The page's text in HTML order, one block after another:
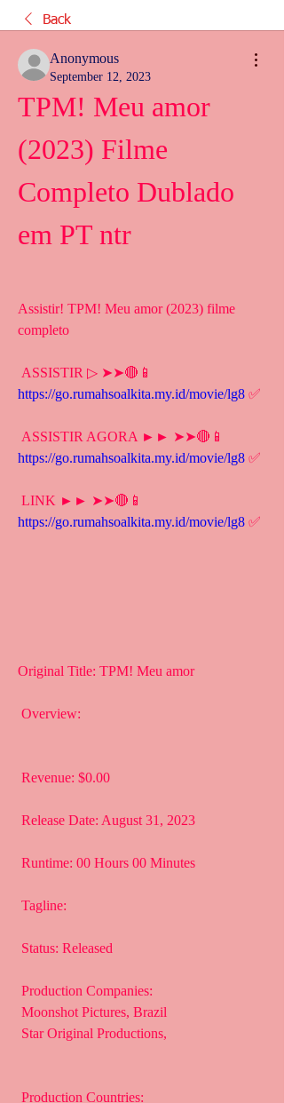
Back
Anonymous
September 12, 2023
TPM! Meu amor
(2023) Filme
Completo Dublado
em PT ntr
Assistir! TPM! Meu amor (2023) filme
completo
https://go.rumahsoalkita.my.id/movie/lg8 ✅
https://go.rumahsoalkita.my.id/movie/lg8 ✅
https://go.rumahsoalkita.my.id/movie/lg8 ✅
Original Title: TPM! Meu amor
Overview:
Revenue: $0.00
Release Date: August 31, 2023
Runtime: 00 Hours 00 Minutes
Tagline:
Status: Released
Production Companies:
Moonshot Pictures, Brazil
Star Original Productions,
Production Countries: